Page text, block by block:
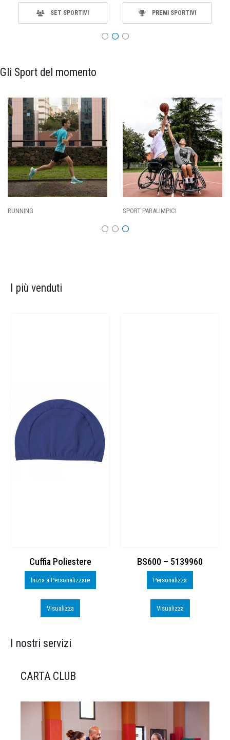
SET SPORTIVI PREMI SPORTIVI
Gli Sport del momento
RUNNING SPORT PARALIMPICI
I più venduti
Cuffia Poliestere
Inizia a Personalizzare
Visualizza
BS600 – 5139960
Personalizza
Visualizza
I nostri servizi
CARTA CLUB